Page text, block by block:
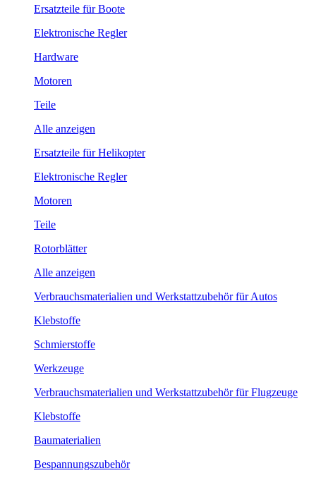
Ersatzteile für Boote
Elektronische Regler
Hardware
Motoren
Teile
Alle anzeigen
Ersatzteile für Helikopter
Elektronische Regler
Motoren
Teile
Rotorblätter
Alle anzeigen
Verbrauchsmaterialien und Werkstattzubehör für Autos
Klebstoffe
Schmierstoffe
Werkzeuge
Verbrauchsmaterialien und Werkstattzubehör für Flugzeuge
Klebstoffe
Baumaterialien
Bespannungszubehör